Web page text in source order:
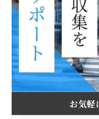
自分で使えるおす
自力で浮気調査を
ーダー、ミニカメラ
視アプリなどがあ
らも「役に立った
お気軽